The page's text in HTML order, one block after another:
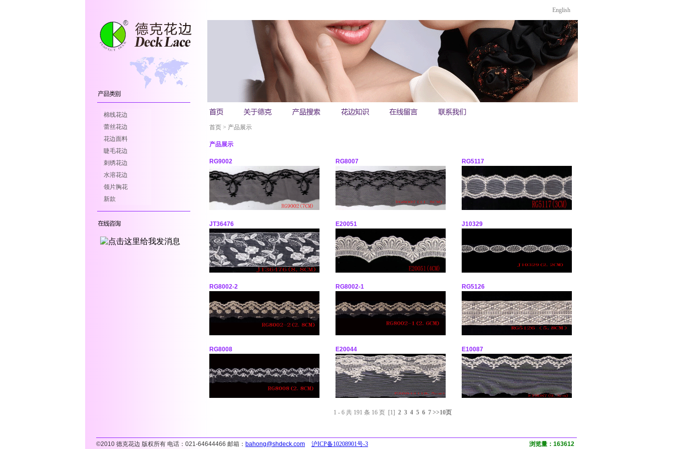
棉线花边
蕾丝花边
花边面料
睫毛花边
刺绣花边
水溶花边
领片胸花
新款
English
首页 > 产品展示
产品展示
RG9002 RG8007 RG5117
JT36476 E20051 J10329
RG8002-2 RG8002-1 RG5126
RG8008 E20044 E10087
1 - 6 共 191 条 16 页 [1] 2 3 4 5 6 7 >>10页
©2010 德克花边 版权所有 电话： 021-64644466 邮箱： bahong@shdeck.com 沪ICP备10208901号-3 浏览量：163612